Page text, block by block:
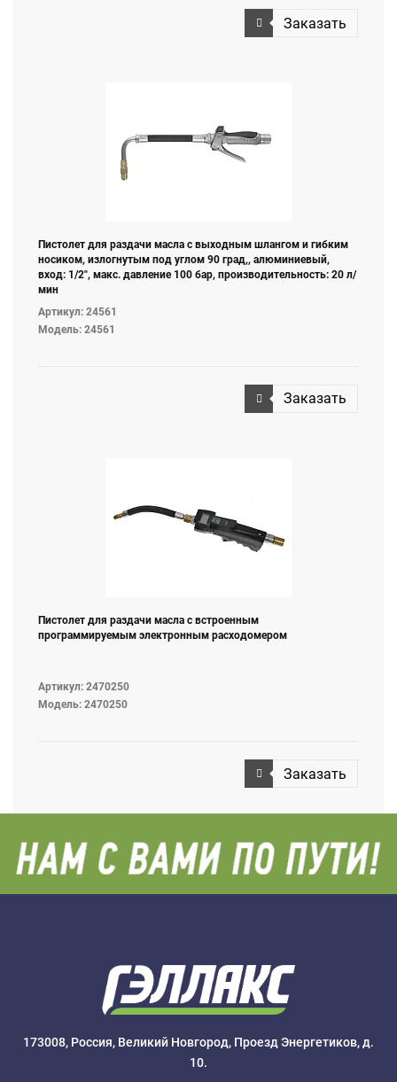
Заказать
Пистолет для раздачи масла с выходным шлангом и гибким
носиком, излогнутым под углом 90 град,, алюминиевый,
вход: 1/2", макс. давление 100 бар, производительность: 20 л/
мин
Артикул: 24561
Модель: 24561
Заказать
Пистолет для раздачи масла с встроенным
программируемым электронным расходомером
Артикул: 2470250
Модель: 2470250
Заказать
173008, Россия, Великий Новгород, Проезд Энергетиков, д.
10.